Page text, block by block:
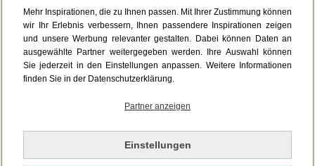
Mehr Inspirationen, die zu Ihnen passen. Mit Ihrer Zustimmung können
wir Ihr Erlebnis verbessern, Ihnen passendere Inspirationen zeigen
und unsere Werbung relevanter gestalten. Dabei können Daten an
ausgewählte Partner weitergegeben werden. Ihre Auswahl können
Sie jederzeit in den Einstellungen anpassen. Weitere Informationen
finden Sie in der Datenschutzerklärung.
Partner anzeigen
Einstellungen
Da ist etwas schiefgelaufen.
Leider ist ein technischer Fehler aufgetreten.
Bitte laden Sie die Seite neu.